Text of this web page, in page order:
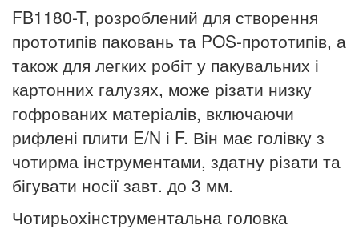
FB1180-T, розроблений для створення
прототипів паковань та POS-прототипів, а
також для легких робіт у пакувальних і
картонних галузях, може різати низку
гофрованих матеріалів, включаючи
рифлені плити E/N і F. Він має голівку з
чотирма інструментами, здатну різати та
бігувати носії завт. до 3 мм.
Чотирьохінструментальна головка